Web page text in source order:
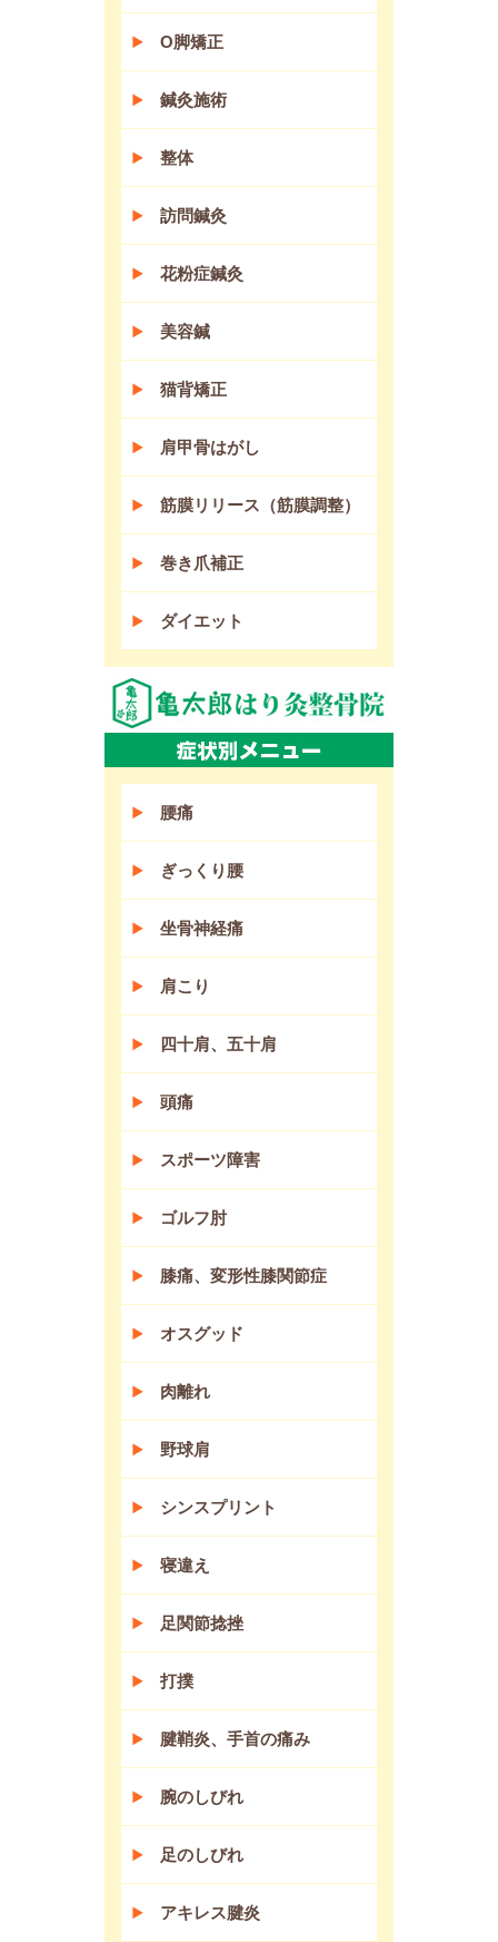
O脚矯正
鍼灸施術
整体
訪問鍼灸
花粉症鍼灸
美容鍼
猫背矯正
肩甲骨はがし
筋膜リリース（筋膜調整）
巻き爪補正
ダイエット
腰痛
ぎっくり腰
坐骨神経痛
肩こり
四十肩、五十肩
頭痛
スポーツ障害
ゴルフ肘
膝痛、変形性膝関節症
オスグッド
肉離れ
野球肩
シンスプリント
寝違え
足関節捻挫
打撲
腱鞘炎、手首の痛み
腕のしびれ
足のしびれ
アキレス腱炎